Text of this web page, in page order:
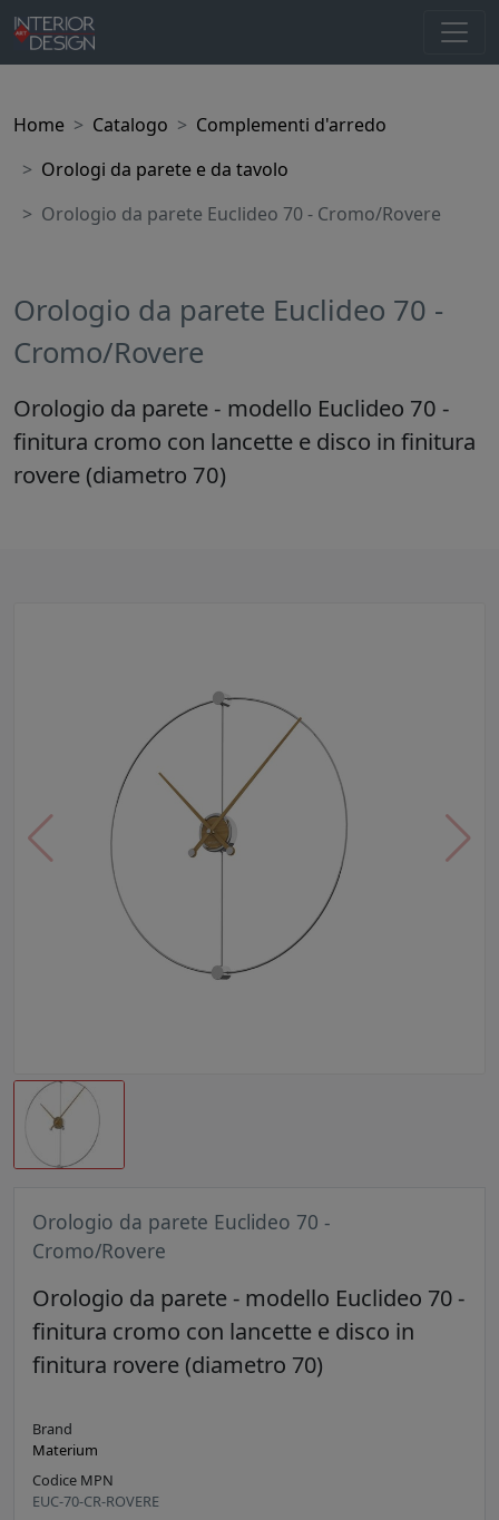
Home Catalogo
Complementi d'arredo
Orologi da parete e da tavolo
Orologio da parete Euclideo 70 - Cromo/Rovere
Orologio da parete Euclideo 70 -
Cromo/Rovere
Orologio da parete - modello Euclideo 70 -
finitura cromo con lancette e disco in finitura
rovere (diametro 70)
Orologio da parete Euclideo 70 -
Cromo/Rovere
Orologio da parete - modello Euclideo 70 -
finitura cromo con lancette e disco in
finitura rovere (diametro 70)
Brand
Materium
Codice MPN
EUC-70-CR-ROVERE